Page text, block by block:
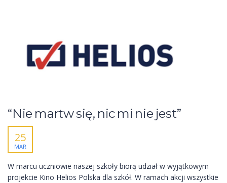
“Nie martw się, nic mi nie jest”
25
MAR
W marcu uczniowie naszej szkoły biorą udział w wyjątkowym
projekcie Kino Helios Polska dla szkół. W ramach akcji wszystkie